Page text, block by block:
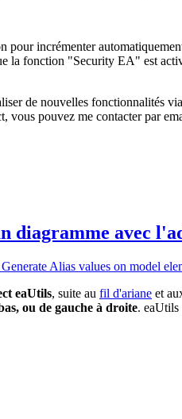
pour incrémenter
la fonction "Security EA" est
de nouvelles fonctionnalités
pouvez me contacter par
diagramme avec
eaUtils, suite au fil d'ariane et
ou de gauche à droite. eaUtils